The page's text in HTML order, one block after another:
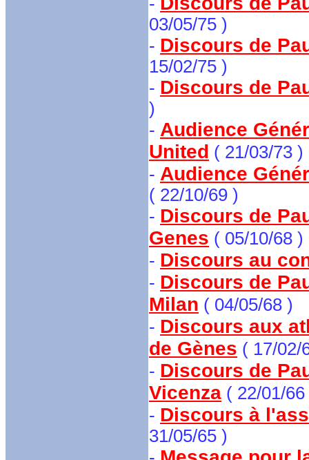
03/05/75 )
- Discours de
15/02/75 )
- Discours de
)
- Audience
United ( 21/03/73 )
- Audience
( 22/10/69 )
- Discours de
Genes ( 05/10/68 )
- Discours au
- Discours de
Milan ( 04/05/68 )
- Discours aux
de Gènes ( 17/02/
- Discours de
Vicenza ( 22/01/66
- Discours à
31/05/65 )